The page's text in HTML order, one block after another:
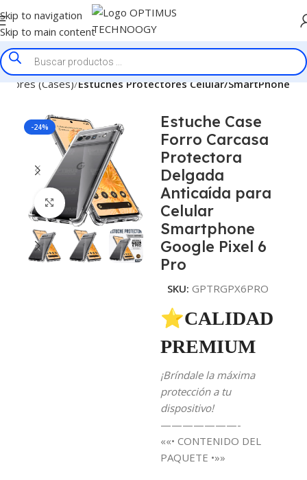
Skip to navigation
Skip to main content
(Cases) Estuches Protectores Celular/SmartPhone
-24%
Click to enlarge
Estuche Case
Forro Carcasa
Protectora
Delgada
Anticaída para
Celular
Smartphone
Google Pixel 6
Pro
SKU: GPTRGPX6PRO
⭐CALIDAD
PREMIUM
¡Bríndale la máxima
protección a tu
dispositivo!
———————-
««• CONTENIDO DEL
PAQUETE •»»